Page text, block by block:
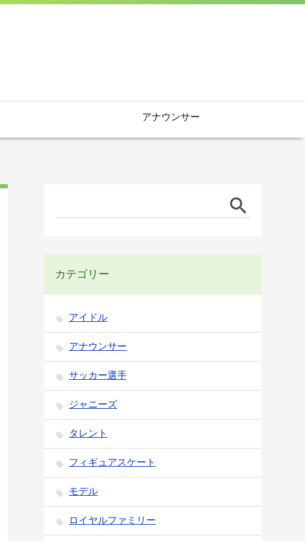
アナウンサー
カテゴリー
アイドル
アナウンサー
サッカー選手
ジャニーズ
タレント
フィギュアスケート
モデル
ロイヤルファミリー